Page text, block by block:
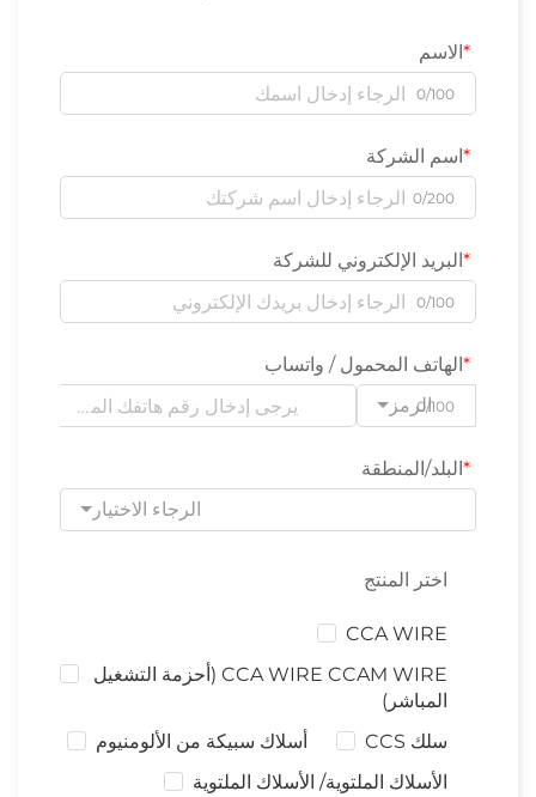
الاسم
0/100
اسم الشركة
0/200
البريد الإلكتروني للشركة
0/100
الهاتف المحمول / واتساب
الرمز0/100
البلد/المنطقة
الرجاء الاختيار
اختر المنتج
CCA WIRE
CCA WIRE CCAM WIRE (أحزمة التشغيل
المباشر)
سلك CCS
أسلاك سبيكة من الألومنيوم
الأسلاك الملتوية/ الأسلاك الملتوية